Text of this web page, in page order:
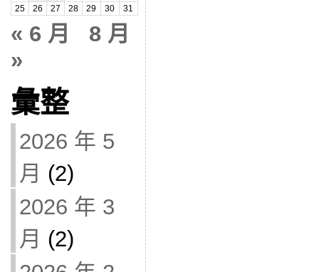
25
26 27 28 29 30 31
« 6 月
8 月
»
彙整
2026 年 5
月 (2)
2026 年 3
月 (2)